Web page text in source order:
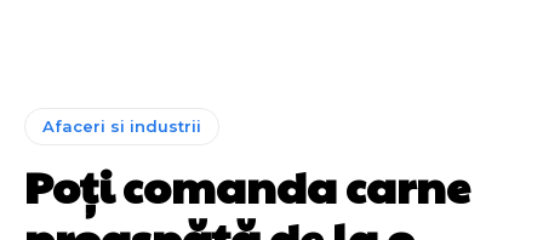
Afaceri si industrii
Poți comanda carne